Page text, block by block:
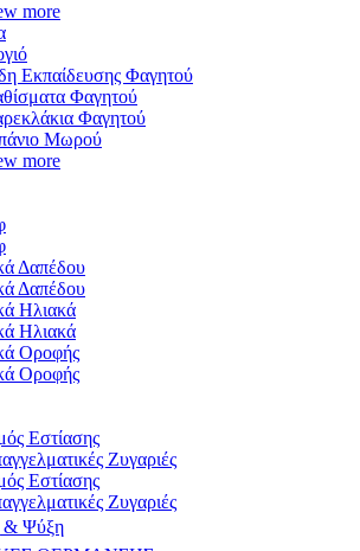
more
Εκπαίδευσης Φαγητού
Φαγητού
Φαγητού
Μωρού
more
Δαπέδου
Δαπέδου
Ηλιακά
Ηλιακά
Οροφής
Οροφής
Εστίασης
Ζυγαριές
Εστίασης
Ζυγαριές
Ψύξη